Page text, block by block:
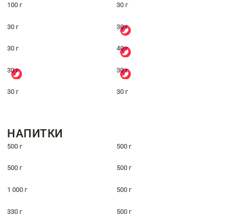
100 г 30 г
30 г 30 г
30 г 40 г
30 г 30 г
30 г 30 г
НАПИТКИ
500 г 500 г
500 г 500 г
1 000 г 500 г
330 г 500 г